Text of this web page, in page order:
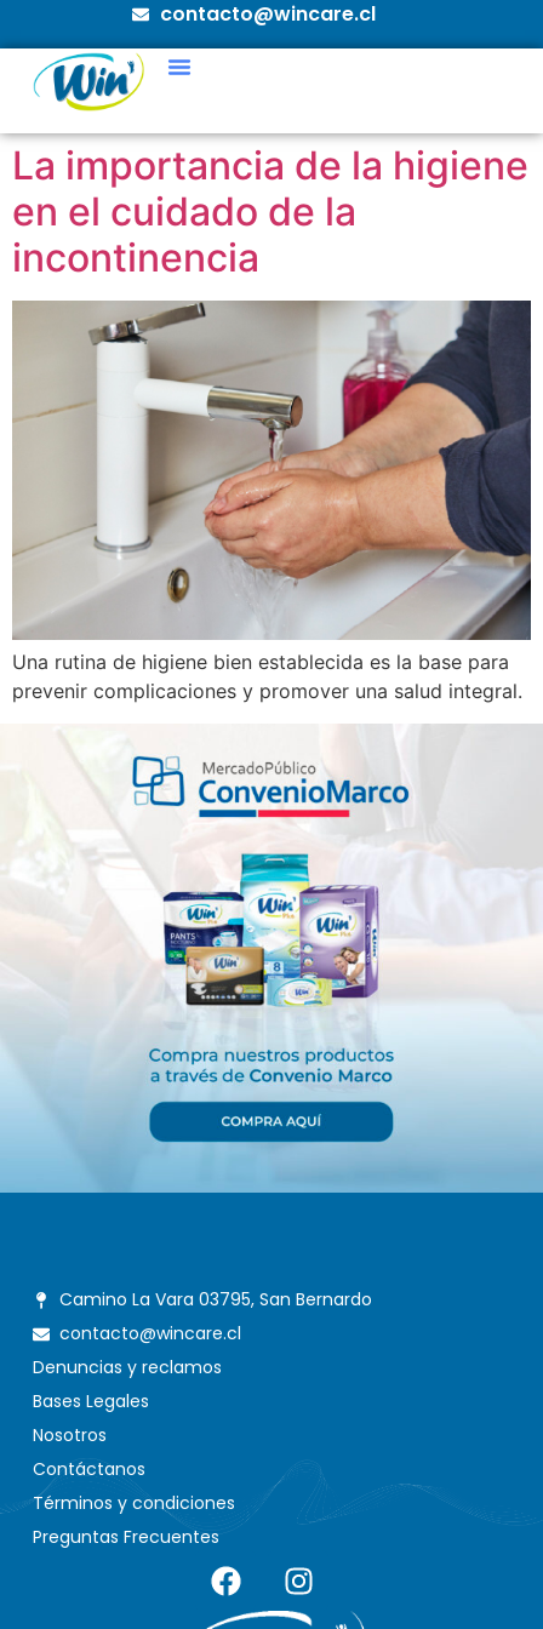
contacto@wincare.cl
La importancia de la higiene
en el cuidado de la
incontinencia
Una rutina de higiene bien establecida es la base para
prevenir complicaciones y promover una salud integral.
Camino La Vara 03795, San Bernardo
contacto@wincare.cl
Denuncias y reclamos
Bases Legales
Nosotros
Contáctanos
Términos y condiciones
Preguntas Frecuentes